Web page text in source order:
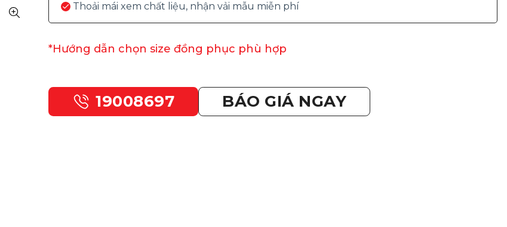
Thoải mái xem chất liệu, nhận vải mẫu miễn phí
*Hướng dẫn chọn size đồng phục phù hợp
19008697 BÁO GIÁ NGAY